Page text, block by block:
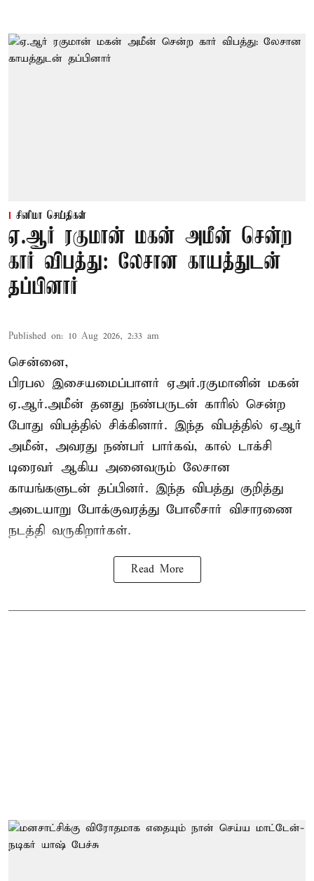
சினிமா செய்திகள்
ஏ.ஆர் ரகுமான் மகன் அமீன் சென்ற
கார் விபத்து: லேசான காயத்துடன்
தப்பினார்
Published on: 10 Aug 2026, 2:33 am
சென்னை,
பிரபல இசையமைப்பாளர் ஏஅர்.ரகுமானின் மகன்
ஏ.ஆர்.அமீன் தனது நண்பருடன் காரில் சென்ற
போது விபத்தில் சிக்கினார். இந்த விபத்தில் ஏஆர்
அமீன், அவரது நண்பர் பார்கவ், கால் டாக்சி
டிரைவர் ஆகிய அனைவரும் லேசான
காயங்களுடன் தப்பினர். இந்த விபத்து குறித்து
அடையாறு போக்குவரத்து போலீசார் விசாரணை
நடத்தி வருகிறார்கள்.
Read More